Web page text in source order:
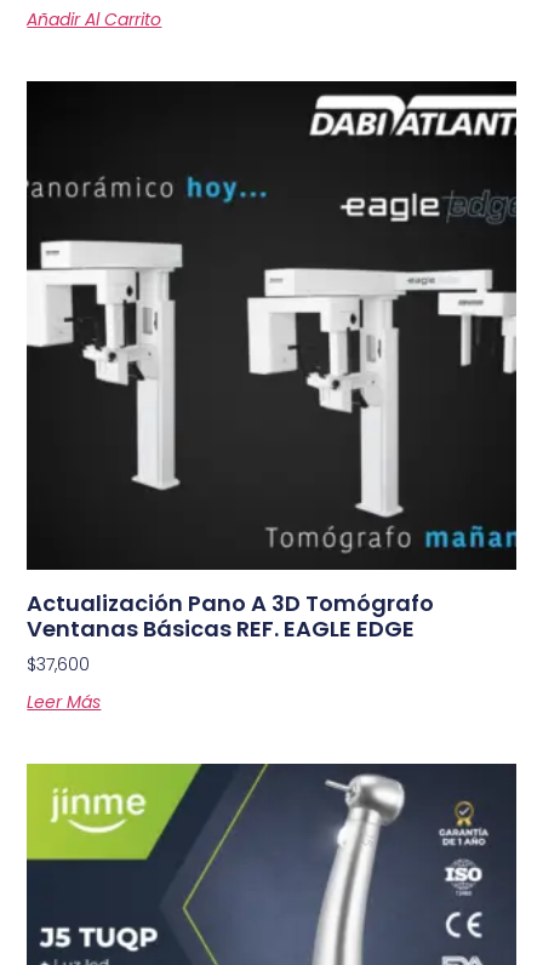
Añadir Al Carrito
Actualización Pano A 3D Tomógrafo
Ventanas Básicas REF. EAGLE EDGE
$37,600
Leer Más